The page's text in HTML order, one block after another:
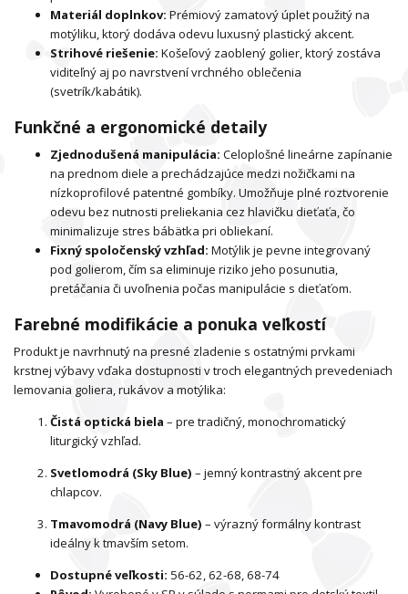
Materiál doplnkov: Prémiový zamatový úplet použitý na
motýliku, ktorý dodáva odevu luxusný plastický akcent.
Strihové riešenie: Košeľový zaoblený golier, ktorý zostáva
viditeľný aj po navrstvení vrchného oblečenia
(svetrík/kabátik).
Funkčné a ergonomické detaily
Zjednodušená manipulácia: Celoplošné lineárne zapínanie
na prednom diele a prechádzajúce medzi nožičkami na
nízkoprofilové patentné gombíky. Umožňuje plné roztvorenie
odevu bez nutnosti preliekania cez hlavičku dieťaťa, čo
minimalizuje stres bábätka pri obliekaní.
Fixný spoločenský vzhľad: Motýlik je pevne integrovaný
pod golierom, čím sa eliminuje riziko jeho posunutia,
pretáčania či uvoľnenia počas manipulácie s dieťaťom.
Farebné modifikácie a ponuka veľkostí
Produkt je navrhnutý na presné zladenie s ostatnými prvkami
krstnej výbavy vďaka dostupnosti v troch elegantných prevedeniach
lemovania goliera, rukávov a motýlika:
Čistá optická biela – pre tradičný, monochromatický
liturgický vzhľad.
Svetlomodrá (Sky Blue) – jemný kontrastný akcent pre
chlapcov.
Tmavomodrá (Navy Blue) – výrazný formálny kontrast
ideálny k tmavším setom.
Dostupné veľkosti: 56-62, 62-68, 68-74